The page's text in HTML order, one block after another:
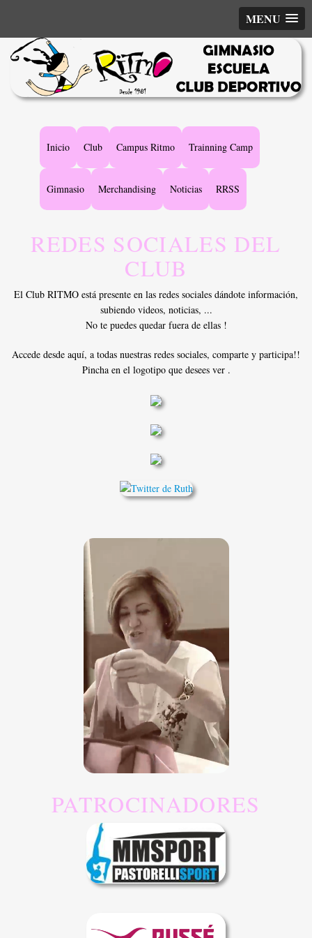
MENU
Main
navigation
Inicio Club Campus Ritmo Trainning Camp
Gimnasio Merchandising Noticias RRSS
REDES SOCIALES DEL
CLUB
El Club RITMO está presente en las redes sociales dándote información,
subiendo videos, noticias, ...
No te puedes quedar fuera de ellas !
Accede desde aquí, a todas nuestras redes sociales, comparte y participa!!
Pincha en el logotipo que desees ver .
PATROCINADORES